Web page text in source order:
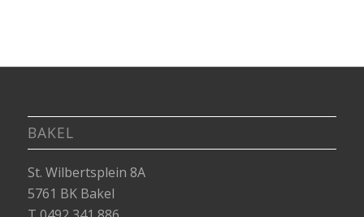
BAKEL
St. Wilbertsplein 8A
5761 BK Bakel